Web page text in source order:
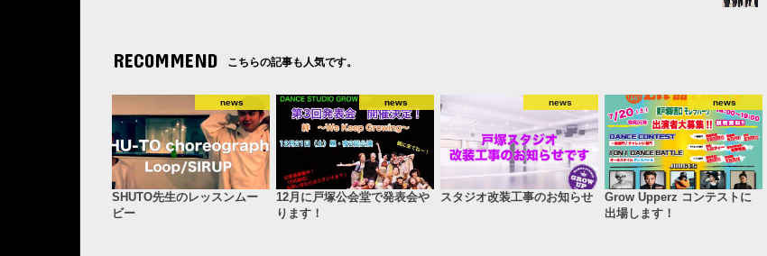
RECOMMEND こちらの記事も人気です。
news
SHUTO先生のレッスンムー
ビー
news
12月に戸塚公会堂で発表会や
ります！
news
スタジオ改装工事のお知らせ
news
Grow Upperz コンテストに
出場します！